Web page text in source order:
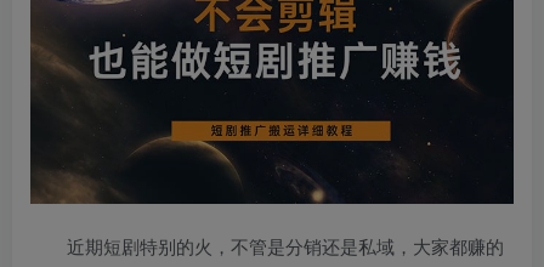
近期短剧特别的火，不管是分销还是私域，大家都赚的